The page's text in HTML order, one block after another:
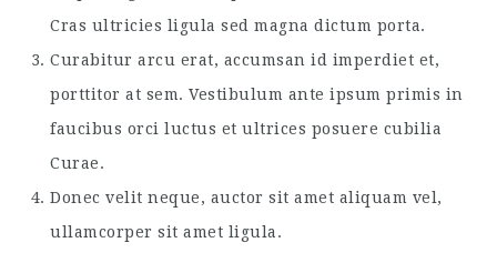
Cras ultricies ligula sed magna dictum porta.
Curabitur arcu erat, accumsan id imperdiet et,
porttitor at sem. Vestibulum ante ipsum primis in
faucibus orci luctus et ultrices posuere cubilia
Curae.
Donec velit neque, auctor sit amet aliquam vel,
ullamcorper sit amet ligula.